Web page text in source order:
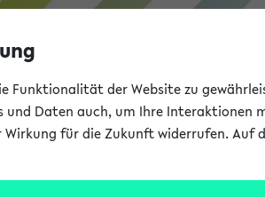
Funktionalität der Website zu
und Daten auch, um Ihre Interaktionen
für die Zukunft widerrufen. Auf